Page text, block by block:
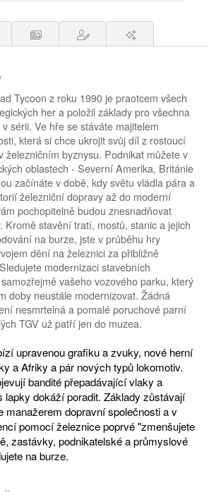
Tycoon z roku 1990 je praotcem všech
her a položil základy pro všechna
sérii. Ve hře se stáváte majitelem
která si chce ukrojit svůj díl z rostoucí
železničním byznysu. Podnikat můžete v
oblastech - Severní Amerika, Británie
začínáte v době, kdy světu vládla pára a
železniční dopravy až do moderní
pochopitelně budou znesnadňovat
Kromě stavění tratí, mostů, stanic a jejich
na burze, jste v průběhu hry
dění na železnici za přibližně
modernizaci stavebních
vašeho vozového parku, který
doby neustále modernizovat. Žádná
nesmrtelná a pomalé poruchové parní
TGV už patří jen do muzea.
upravenou grafiku a zvuky, nové herní
a Afriky a pár nových typů lokomotiv.
bandité přepadávající vlaky a
lapky dokáží poradit. Základy zůstávají
manažerem dopravní společnosti a v
pomocí železnice poprvé "zmenšujete
zastávky, podnikatelské a průmyslové
na burze.